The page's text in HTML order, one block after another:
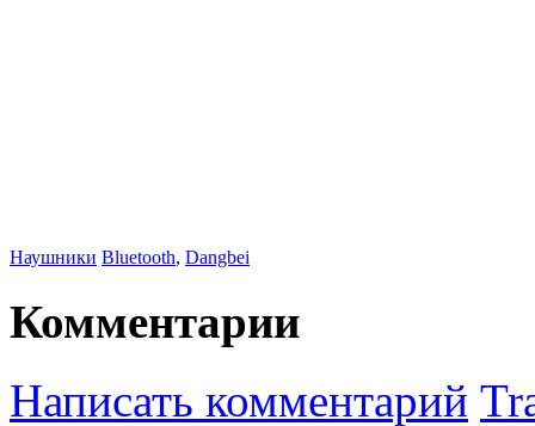
Наушники Bluetooth, Dangbei
Комментарии
Написать комментарий